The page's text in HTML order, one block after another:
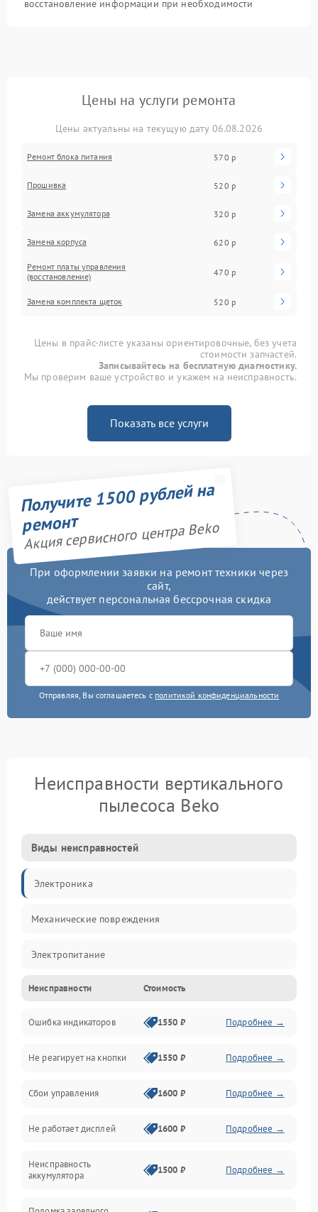
восстановление информации при необходимости
Цены на услуги ремонта
Цены актуальны на текущую дату 06.08.2026
Ремонт блока питания 570 р
Прошивка 520 р
Замена аккумулятора 320 р
Замена корпуса 620 р
Ремонт платы управления
(восстановление)
470 р
Замена комплекта щеток 520 р
Цены в прайс-листе указаны ориентировочные, без учета
стоимости запчастей.
Записывайтесь на бесплатную диагностику.
Мы проверим ваше устройство и укажем на неисправность.
Показать все услуги
Получите 1500 рублей на
ремонт
Акция сервисного центра Beko
При оформлении заявки на ремонт техники через
сайт,
действует персональная бессрочная скидка
Отправляя, Вы соглашаетесь с политикой конфиденциальности
Неисправности вертикального
пылесоса Beko
Виды неисправностей
Электроника
Механические повреждения
Электропитание
Механика
Аккумулятор
Работа системы
Всасывание
Засор
Привод
Неисправности Стоимость
Ошибка индикаторов 1550 ₽ Подробнее →
Не реагирует на кнопки 1550 ₽ Подробнее →
Сбои управления 1600 ₽ Подробнее →
Не работает дисплей 1600 ₽ Подробнее →
Неисправность
аккумулятора
1500 ₽ Подробнее →